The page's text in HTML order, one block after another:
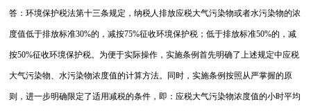
答：环境保护税法第十三条规定，纳税人排放应税大气污染物或者水污染物的浓
度值低于排放标准30%的，减按75%征收环境保护税；低于排放标准50%的，减
按50%征收环境保护税。 为便于实际操作，实施条例首先明确了上述规定中应税
大气污染物、水污染物浓度值的计算方法。同时，实施条例按照从严掌握的原
则，进一步明确限定了适用减税的条件，即：应税大气污染物浓度值的小时平均